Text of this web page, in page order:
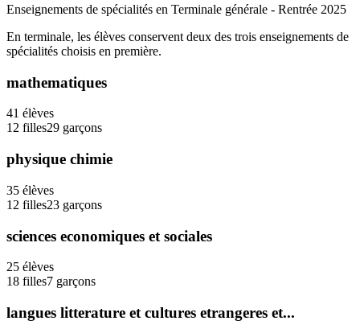
Enseignements de spécialités en Terminale générale - Rentrée 2025
En terminale, les élèves conservent deux des trois enseignements de
spécialités choisis en première.
mathematiques
41 élèves
12 filles29 garçons
physique chimie
35 élèves
12 filles23 garçons
sciences economiques et sociales
25 élèves
18 filles7 garçons
langues litterature et cultures etrangeres et...